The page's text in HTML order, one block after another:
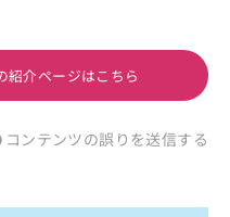
紹介ページはこちら
コンテンツの誤りを送信する